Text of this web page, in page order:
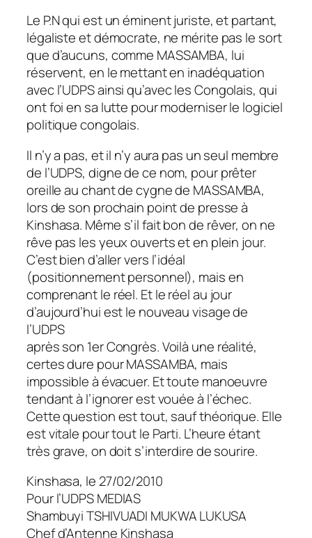
Le P.N qui est un éminent juriste, et partant,
légaliste et démocrate, ne mérite pas le sort
que d’aucuns, comme MASSAMBA, lui
réservent, en le mettant en inadéquation
avec l’UDPS ainsi qu’avec les Congolais, qui
ont foi en sa lutte pour moderniser le logiciel
politique congolais.
Il n’y a pas, et il n’y aura pas un seul membre
de l’UDPS, digne de ce nom, pour prêter
oreille au chant de cygne de MASSAMBA,
lors de son prochain point de presse à
Kinshasa. Même s’il fait bon de rêver, on ne
rêve pas les yeux ouverts et en plein jour.
C’est bien d’aller vers l’idéal
(positionnement personnel), mais en
comprenant le réel. Et le réel au jour
d’aujourd’hui est le nouveau visage de
l’UDPS
après son 1er Congrès. Voilà une réalité,
certes dure pour MASSAMBA, mais
impossible à évacuer. Et toute manoeuvre
tendant à l’ignorer est vouée à l’échec.
Cette question est tout, sauf théorique. Elle
est vitale pour tout le Parti. L’heure étant
très grave, on doit s’interdire de sourire.
Kinshasa, le 27/02/2010
Pour l’UDPS MEDIAS
Shambuyi TSHIVUADI MUKWA LUKUSA
Chef d’Antenne Kinshasa